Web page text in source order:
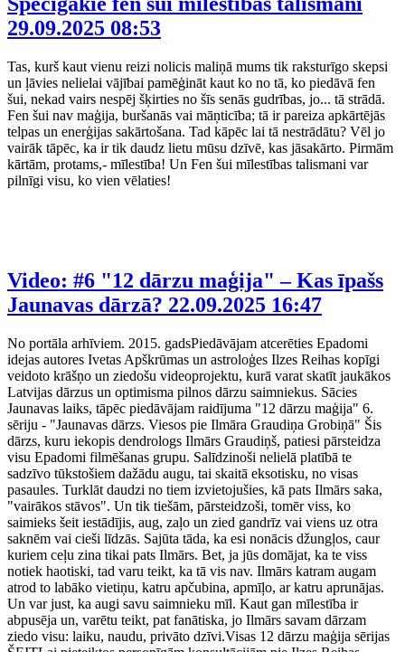
29.09.2025 08:53
Tas, kurš kaut vienu reizi nolicis maliņā mums tik raksturīgo skepsi
un ļāvies nelielai vājībai pamēģināt kaut ko no tā, ko piedāvā fen
šui, nekad vairs nespēj šķirties no šīs senās gudrības, jo... tā strādā.
Fen šui nav maģija, buršanās vai māņticība; tā ir pareiza apkārtējās
telpas un enerģijas sakārtošana. Tad kāpēc lai tā nestrādātu? Vēl jo
vairāk tāpēc, ka ir tik daudz lietu mūsu dzīvē, kas jāsakārto. Pirmām
kārtām, protams,- mīlestība! Un Fen šui mīlestības talismani var
pilnīgi visu, ko vien vēlaties!
Video: #6 "12 dārzu maģija" – Kas īpašs
Jaunavas dārzā? 22.09.2025 16:47
No portāla arhīviem. 2015. gadsPiedāvājam atcerēties Epadomi
idejas autores Ivetas Apškrūmas un astroloģes Ilzes Reihas kopīgi
veidoto krāšņo un ziedošu videoprojektu, kurā varat skatīt jaukākos
Latvijas dārzus un optimisma pilnos dārzu saimniekus. Sācies
Jaunavas laiks, tāpēc piedāvājam raidījuma "12 dārzu maģija" 6.
sēriju - "Jaunavas dārzs. Viesos pie Ilmāra Graudiņa Grobiņā" Šis
dārzs, kuru iekopis dendrologs Ilmārs Graudiņš, patiesi pārsteidza
visu Epadomi filmēšanas grupu. Salīdzinoši nelielā platībā te
sadzīvo tūkstošiem dažādu augu, tai skaitā eksotisku, no visas
pasaules. Turklāt daudzi no tiem izvietojušies, kā pats Ilmārs saka,
"vairākos stāvos". Un tik tiešām, pārsteidzoši, tomēr viss, ko
saimieks šeit iestādījis, aug, zaļo un zied gandrīz vai viens uz otra
saknēm vai cieši līdzās. Sajūta tāda, ka esi nonācis džungļos, caur
kuriem ceļu zina tikai pats Ilmārs. Bet, ja jūs domājat, ka te viss
notiek haotiski, tad varu teikt, ka tā vis nav. Ilmārs katram augam
atrod to labāko vietiņu, katru apčubina, apmīļo, ar katru aprunājas.
Un var just, ka augi savu saimnieku mīl. Kaut gan mīlestība ir
abpusēja un, varētu teikt, pat fanātiska, jo Ilmārs savam dārzam
ziedo visu: laiku, naudu, privāto dzīvi.Visas 12 dārzu maģija sērijas